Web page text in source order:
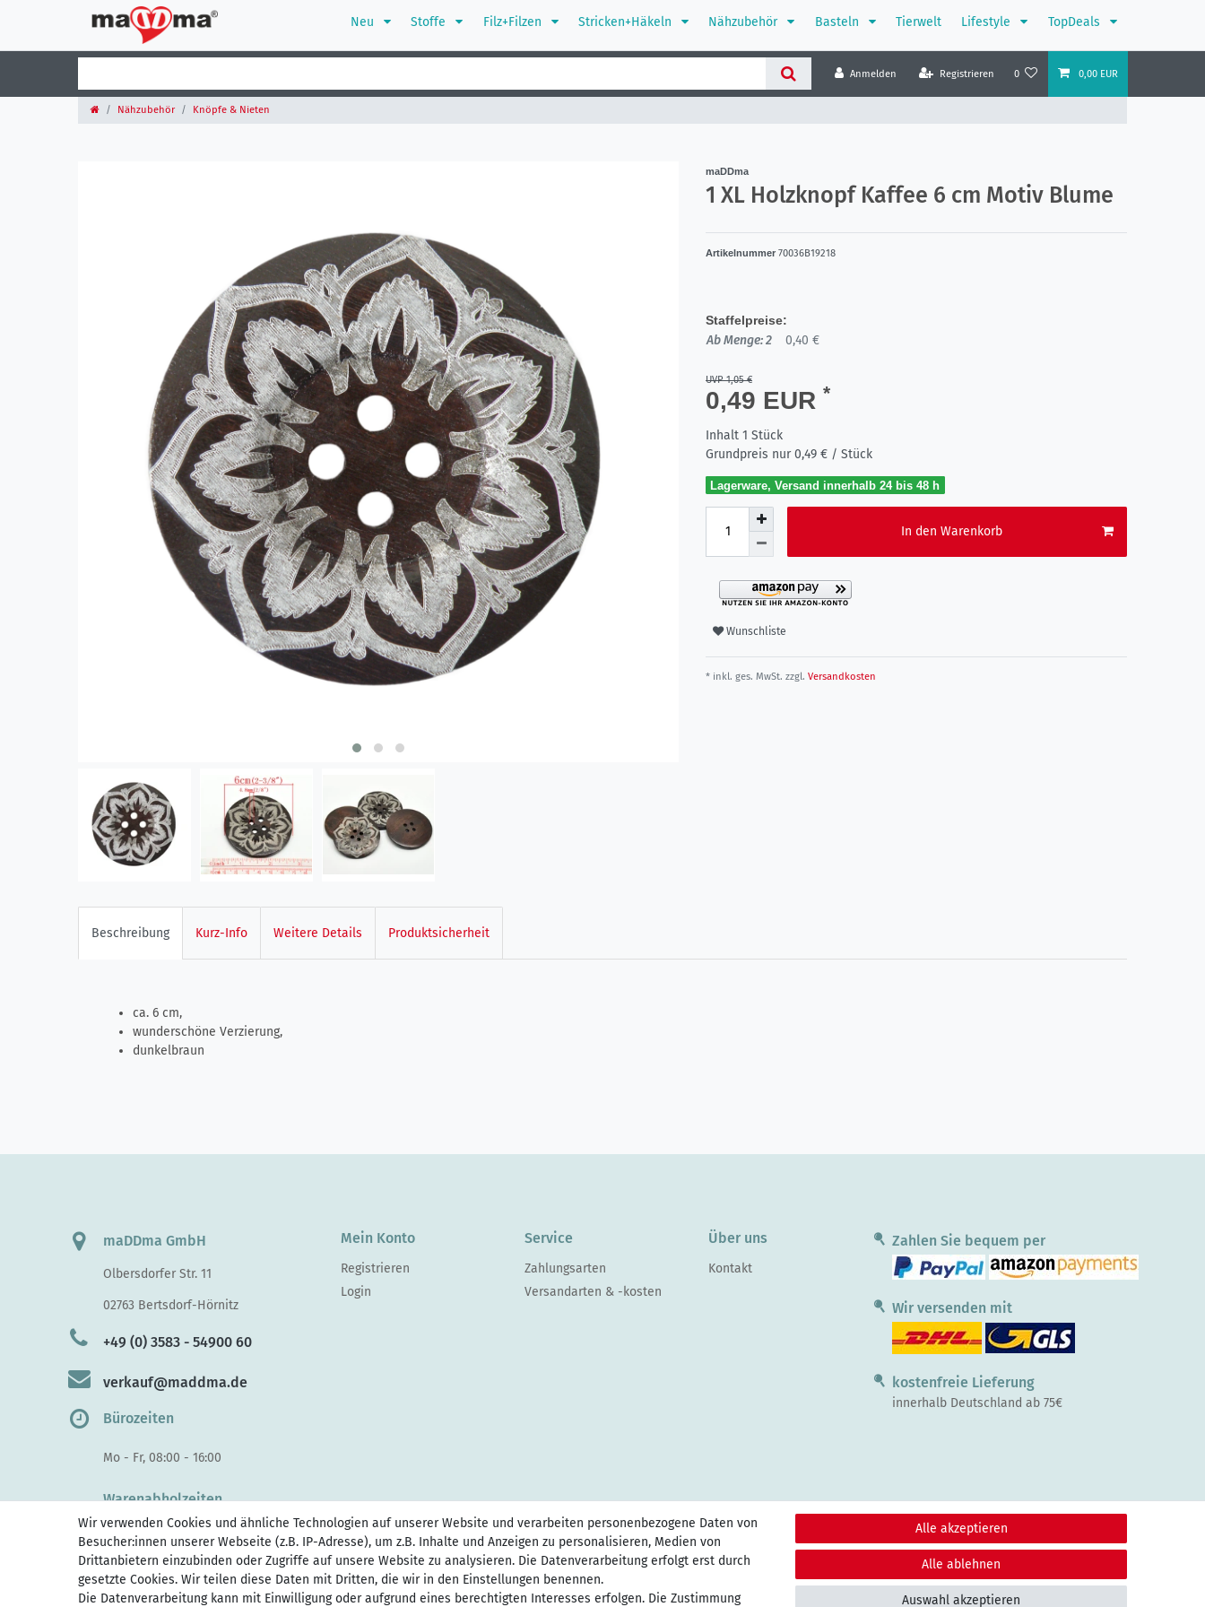
Neu Stoffe Filz+Filzen Stricken+Häkeln Nähzubehör Basteln Tierwelt Lifestyle TopDeals
Anmelden Registrieren 0 0,00 EUR
Nähzubehör Knöpfe & Nieten
maDDma
1 XL Holzknopf Kaffee 6 cm Motiv Blume
Artikelnummer 70036B19218
Staffelpreise:
Ab Menge: 2 0,40 €
UVP 1,05 €
0,49 EUR *
Inhalt 1 Stück
Grundpreis nur0,49 € / Stück
Lagerware, Versand innerhalb 24 bis 48 h
In den Warenkorb
Wunschliste
* inkl. ges. MwSt. zzgl. Versandkosten
Beschreibung Kurz-Info Weitere Details Produktsicherheit
ca. 6 cm,
wunderschöne Verzierung,
dunkelbraun
maDDma GmbH
Olbersdorfer Str. 11
02763 Bertsdorf-Hörnitz
+49 (0) 3583 - 54900 60
verkauf@maddma.de
Bürozeiten
Mo - Fr, 08:00 - 16:00
Warenabholzeiten
Di - Do, 10:00 - 15.30
Fr 10:00 - 14:00
Mein Konto
Registrieren
Login
Service
Zahlungsarten
Versandarten & -kosten
Über uns
Kontakt
Zahlen Sie bequem per
Wir versenden mit
kostenfreie Lieferung
innerhalb Deutschland ab 75€
Wir verwenden Cookies und ähnliche Technologien auf unserer Website und verarbeiten personenbezogene Daten von
Besucher:innen unserer Webseite (z.B. IP-Adresse), um z.B. Inhalte und Anzeigen zu personalisieren, Medien von
Drittanbietern einzubinden oder Zugriffe auf unsere Website zu analysieren. Die Datenverarbeitung erfolgt erst durch
gesetzte Cookies. Wir teilen diese Daten mit Dritten, die wir in den Einstellungen benennen.
Die Datenverarbeitung kann mit Einwilligung oder aufgrund eines berechtigten Interesses erfolgen. Die Zustimmung
Alle akzeptieren
Alle ablehnen
Auswahl akzeptieren